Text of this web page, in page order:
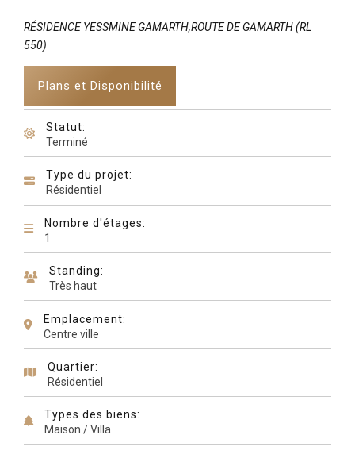
RÉSIDENCE YESSMINE GAMARTH,ROUTE DE GAMARTH (RL
550)
Plans et Disponibilité
Statut:
Terminé
Type du projet:
Résidentiel
Nombre d'étages:
1
Standing:
Très haut
Emplacement:
Centre ville
Quartier:
Résidentiel
Types des biens:
Maison / Villa